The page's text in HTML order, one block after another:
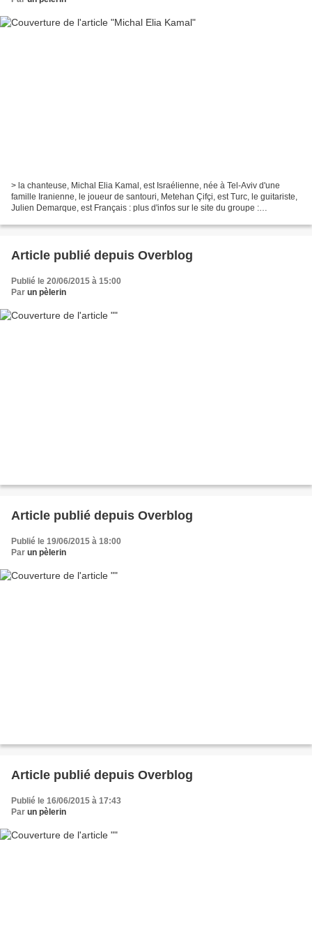
> la chanteuse, Michal Elia Kamal, est Israélienne, née à Tel-Aviv d'une
famille Iranienne, le joueur de santouri, Metehan Çifçi, est Turc, le guitariste,
Julien Demarque, est Français : plus d'infos sur le site du groupe :
Article publié depuis Overblog
Publié le 20/06/2015 à 15:00
Par un pèlerin
Article publié depuis Overblog
Publié le 19/06/2015 à 18:00
Par un pèlerin
Article publié depuis Overblog
Publié le 16/06/2015 à 17:43
Par un pèlerin